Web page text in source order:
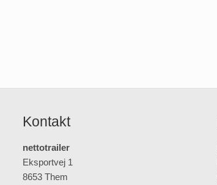
Kontakt
nettotrailer
Eksportvej 1
8653 Them